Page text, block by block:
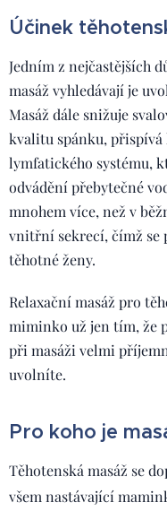
Účinek
Jedním z nejčastějších
masáž vyhledávají je
Masáž dále snižuje
kvalitu spánku, přispívá
lymfatického systému,
odvádění přebytečné
mnohem více, než v
vnitřní sekrecí, čímž
těhotné ženy.
Relaxační masáž pro
miminko už jen tím, že
při masáži velmi
uvolníte.
Pro koho je
Těhotenská masáž se
všem nastávající